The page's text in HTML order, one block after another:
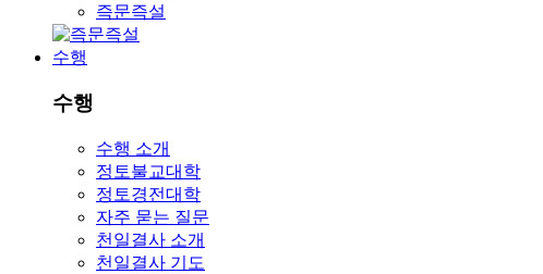
즉문즉설
수행
수행
수행 소개
정토불교대학
정토경전대학
자주 묻는 질문
천일결사 소개
천일결사 기도